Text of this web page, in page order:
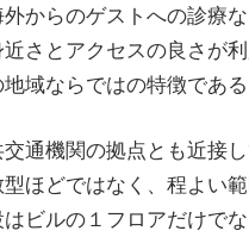
からのゲストへの診療
さとアクセスの良さが
域ならではの特徴である
通機関の拠点とも近接
ほどではなく、程よい
ビルの１フロアだけで